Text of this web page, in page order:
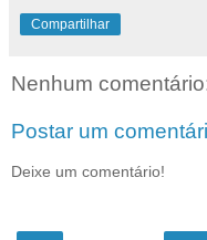
Compartilhar
Nenhum
Postar um
Deixe um comentário!